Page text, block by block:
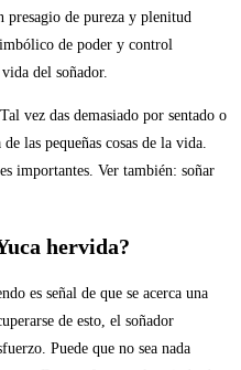
presagio de pureza y plenitud
de poder y control
del soñador.
vez das demasiado por sentado o
las pequeñas cosas de la vida.
importantes. Ver también: soñar
hervida?
es señal de que se acerca una
de esto, el soñador
Puede que no sea nada